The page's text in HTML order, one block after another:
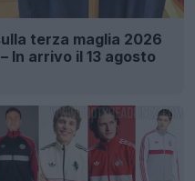
terza maglia 2026
In arrivo il 13 agosto